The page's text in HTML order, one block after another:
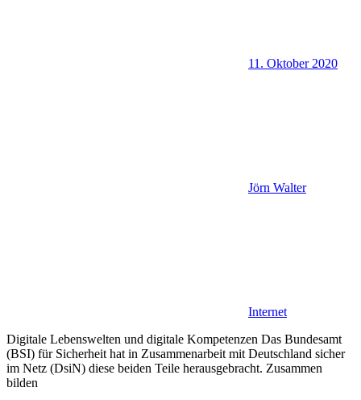
11. Oktober 2020
Jörn Walter
Internet
Digitale Lebenswelten und digitale Kompetenzen Das Bundesamt
(BSI) für Sicherheit hat in Zusammenarbeit mit Deutschland sicher
im Netz (DsiN) diese beiden Teile herausgebracht. Zusammen
bilden